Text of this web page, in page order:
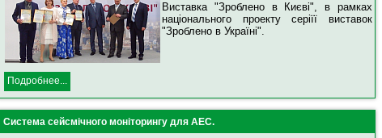
Виставка "Зроблено в Києві", в рамках
національного проекту серіїї виставок
"Зроблено в Україні".
Подробнее...
Система сейсмічного моніторингу для АЕС.